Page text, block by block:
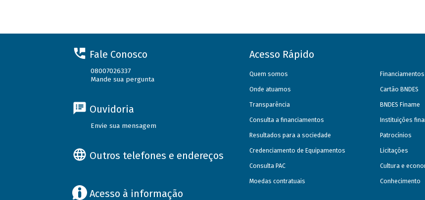
Fale Conosco
08007026337
Mande sua pergunta
Ouvidoria
Envie sua mensagem
Outros telefones e endereços
Acesso à informação
Acesso Rápido
Quem somos
Onde atuamos
Transparência
Consulta a financiamentos
Resultados para a sociedade
Credenciamento de Equipamentos
Consulta PAC
Moedas contratuais
Financiamentos
Cartão BNDES
BNDES Finame
Instituições
Patrocínios
Licitações
Cultura e
Conhecimento